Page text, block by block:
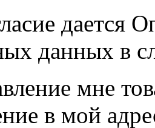
дается
данных в
мне
в мой